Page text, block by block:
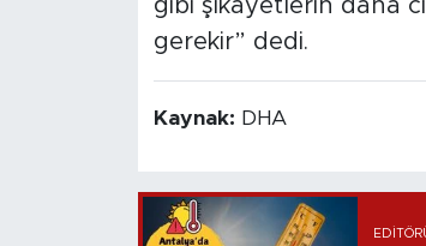
gibi şikayetlerin daha
gerekir” dedi.
Kaynak: DHA